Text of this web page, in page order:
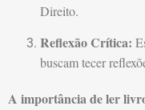
Direito.
Reflexão Crítica:
buscam tecer
A importância de ler